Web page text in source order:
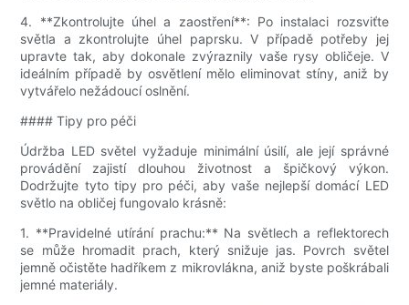
4. **Zkontrolujte úhel a zaostření**: Po instalaci rozsviťte
světla a zkontrolujte úhel paprsku. V případě potřeby jej
upravte tak, aby dokonale zvýraznily vaše rysy obličeje. V
ideálním případě by osvětlení mělo eliminovat stíny, aniž by
vytvářelo nežádoucí oslnění.
#### Tipy pro péči
Údržba LED světel vyžaduje minimální úsilí, ale její správné
provádění zajistí dlouhou životnost a špičkový výkon.
Dodržujte tyto tipy pro péči, aby vaše nejlepší domácí LED
světlo na obličej fungovalo krásně:
1. **Pravidelné utírání prachu:** Na světlech a reflektorech
se může hromadit prach, který snižuje jas. Povrch světel
jemně očistěte hadříkem z mikrovlákna, aniž byste poškrábali
jemné materiály.